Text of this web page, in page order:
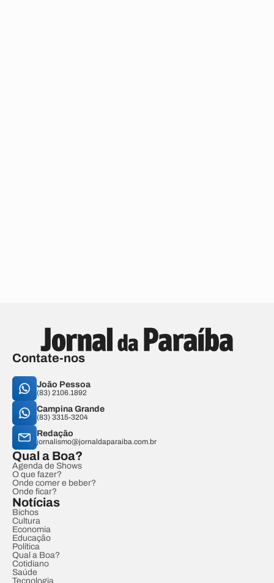
Contate-nos
João Pessoa
(83) 2106.1892
Campina Grande
(83) 3315-3204
Redação
jornalismo@jornaldaparaiba.com.br
Qual a Boa?
Agenda de Shows
O que fazer?
Onde comer e beber?
Onde ficar?
Notícias
Bichos
Cultura
Economia
Educação
Política
Qual a Boa?
Cotidiano
Saúde
Tecnologia